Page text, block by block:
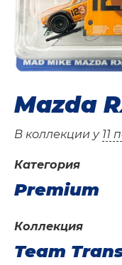
Mazda
В коллекции у 11
Категория
Premium
Коллекция
Team